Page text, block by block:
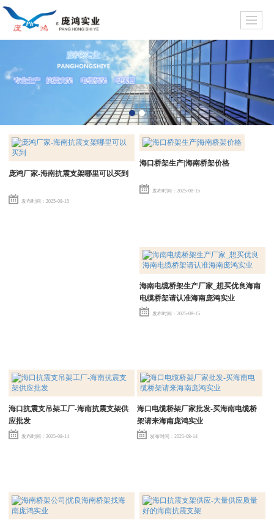
庞鸿厂家-海南抗震支架哪里可以买到
发布时间：2025-08-15
海口桥架生产|海南桥架价格
发布时间：2025-08-15
海南电缆桥架生产厂家_想买优良海南
电缆桥架请认准海南庞鸿实业
发布时间：2025-08-15
海口抗震支吊架工厂-海南抗震支架供
应批发
发布时间：2025-08-14
海口电缆桥架厂家批发-买海南电缆桥
架请来海南庞鸿实业
发布时间：2025-08-14